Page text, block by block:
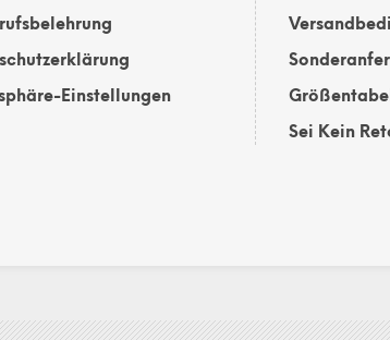
Einstellungen
Sei Kein